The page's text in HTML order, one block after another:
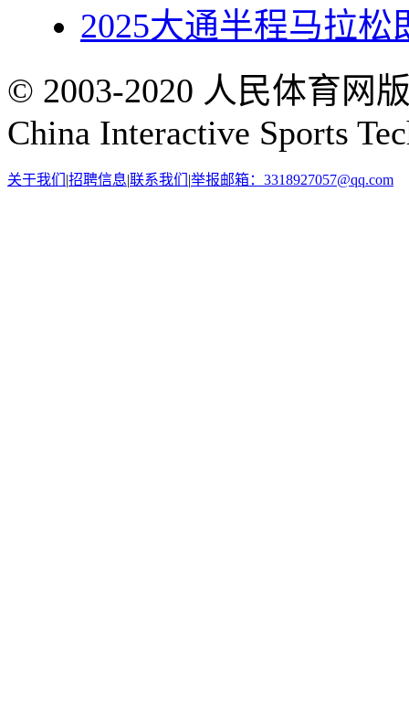
2025大通半程马拉
© 2003-2020 人民体育网
China Interactive Sports
关于我们 |招聘信息|联系我们 |举报邮箱：3318927057@qq.com